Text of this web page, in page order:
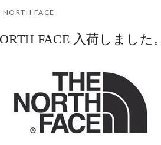
NORTH FACE
FACE 入荷しました。